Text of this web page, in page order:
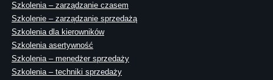
Szkolenia – zarządzanie czasem
Szkolenie – zarządzanie sprzedażą
Szkolenia dla kierowników
Szkolenia asertywność
Szkolenia – menedżer sprzedaży
Szkolenia – techniki sprzedaży